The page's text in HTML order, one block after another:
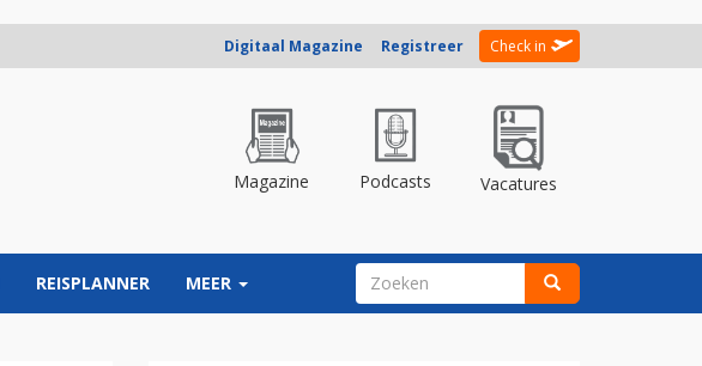
Digitaal Magazine Registreer Check in
Magazine Podcasts Vacatures
REISPLANNER MEER ZOEKVELD